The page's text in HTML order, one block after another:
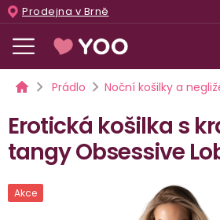
Přejít
na
obsah
Prodejna v Brně
DomůPrádlo Noční košilky a
Erotická košilka s
tangy Obsessive
Akce